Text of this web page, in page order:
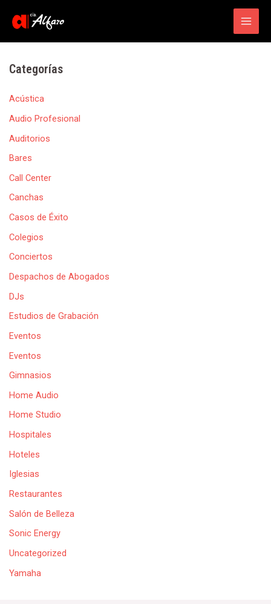
Main
Categorías
Acústica
Audio Profesional
Auditorios
Bares
Call Center
Canchas
Casos de Éxito
Colegios
Conciertos
Despachos de Abogados
DJs
Estudios de Grabación
Eventos
Eventos
Gimnasios
Home Audio
Home Studio
Hospitales
Hoteles
Iglesias
Restaurantes
Salón de Belleza
Sonic Energy
Uncategorized
Yamaha